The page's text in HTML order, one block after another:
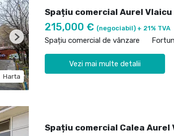
Harta
Next
Spațiu comercial Aurel Vlaicu
215,000 € (negociabil) + 21% TVA
Spațiu comercial de vânzare
Vezi mai multe detalii
Spațiu comercial Calea Aurel